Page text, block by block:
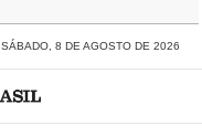
SÁBADO, 8 DE AGOSTO DE 2026